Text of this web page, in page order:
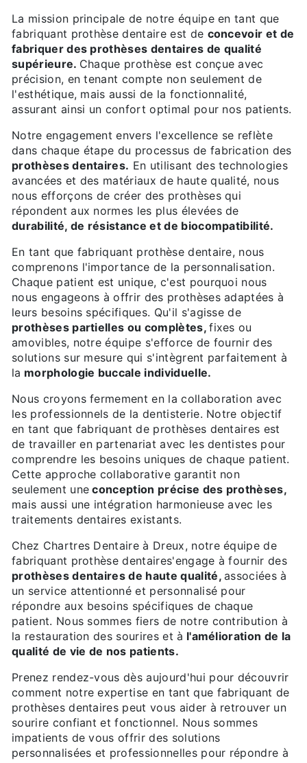
La mission principale de notre équipe en tant que
fabriquant prothèse dentaire est de concevoir et de
fabriquer des prothèses dentaires de qualité
supérieure. Chaque prothèse est conçue avec
précision, en tenant compte non seulement de
l'esthétique, mais aussi de la fonctionnalité,
assurant ainsi un confort optimal pour nos patients.
Notre engagement envers l'excellence se reflète
dans chaque étape du processus de fabrication des
prothèses dentaires. En utilisant des technologies
avancées et des matériaux de haute qualité, nous
nous efforçons de créer des prothèses qui
répondent aux normes les plus élevées de
durabilité, de résistance et de biocompatibilité.
En tant que fabriquant prothèse dentaire, nous
comprenons l'importance de la personnalisation.
Chaque patient est unique, c'est pourquoi nous
nous engageons à offrir des prothèses adaptées à
leurs besoins spécifiques. Qu'il s'agisse de
prothèses partielles ou complètes,fixes ou
amovibles, notre équipe s'efforce de fournir des
solutions sur mesure qui s'intègrent parfaitement à
la morphologie buccale individuelle.
Nous croyons fermement en la collaboration avec
les professionnels de la dentisterie. Notre objectif
en tant que fabriquant de prothèses dentaires est
de travailler en partenariat avec les dentistes pour
comprendre les besoins uniques de chaque patient.
Cette approche collaborative garantit non
seulement une conception précise des prothèses,
mais aussi une intégration harmonieuse avec les
traitements dentaires existants.
Chez Chartres Dentaire à Dreux, notre équipe de
fabriquant prothèse dentaires'engage à fournir des
prothèses dentaires de haute qualité,associées à
un service attentionné et personnalisé pour
répondre aux besoins spécifiques de chaque
patient. Nous sommes fiers de notre contribution à
la restauration des sourires et à l'amélioration de la
qualité de vie de nos patients.
Prenez rendez-vous dès aujourd'hui pour découvrir
comment notre expertise en tant que fabriquant de
prothèses dentaires peut vous aider à retrouver un
sourire confiant et fonctionnel. Nous sommes
impatients de vous offrir des solutions
personnalisées et professionnelles pour répondre à